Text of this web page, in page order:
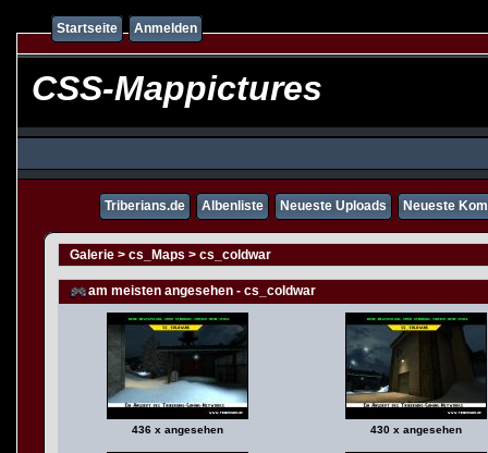
Startseite Anmelden
CSS-Mappictures
Triberians.de Albenliste Neueste Uploads Neueste
Galerie > cs_Maps > cs_coldwar
am meisten angesehen - cs_coldwar
436 x angesehen 430 x angesehen